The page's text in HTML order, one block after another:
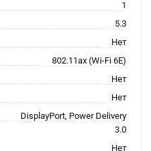
1
5.3
Нет
802.11ax (Wi-Fi 6E)
Нет
Нет
DisplayPort, Power Delivery
3.0
Нет